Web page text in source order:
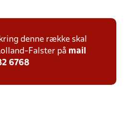
denne række skal
Falster på mail
6768